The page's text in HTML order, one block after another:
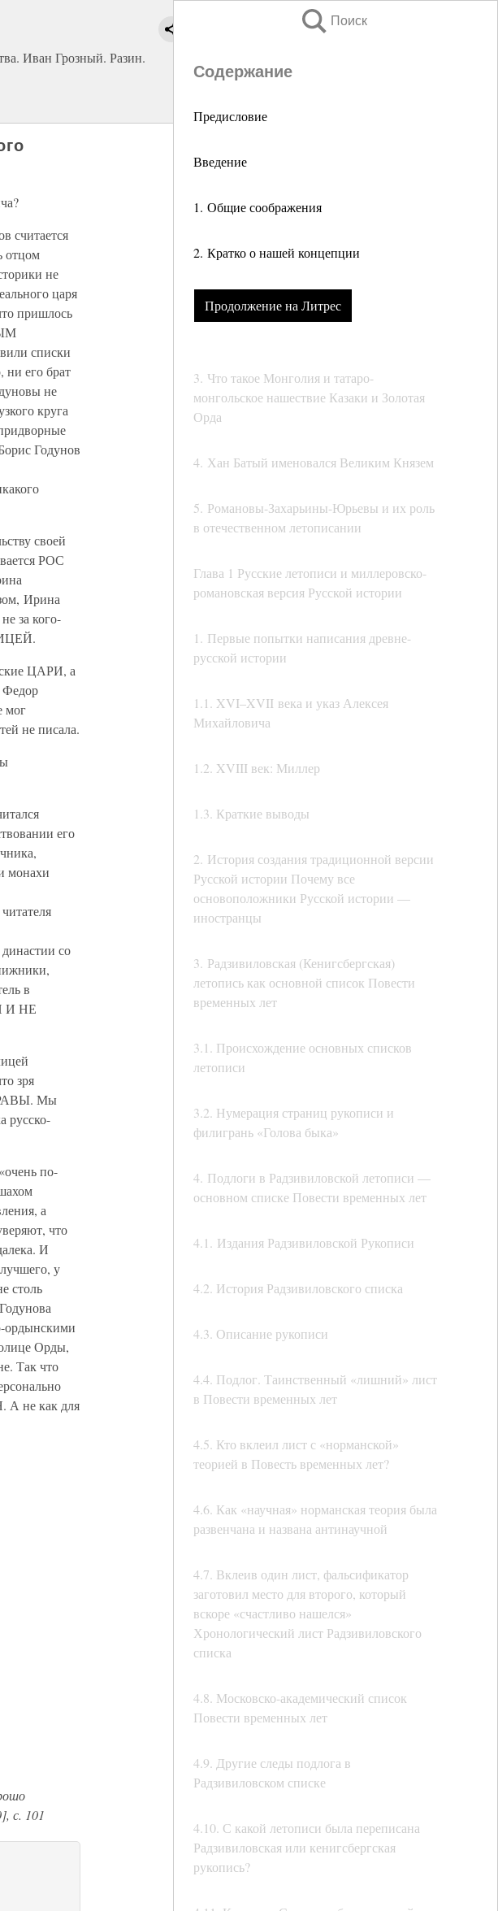
Иван Грозный. Разин.
Поиск
Содержание
Предисловие
Введение
1. Общие соображения
2. Кратко о нашей концепции
Продолжение на Литрес
3. Что такое Монголия и татаро-
монгольское нашествие Казаки и Золотая
Орда
4. Хан Батый именовался Великим Князем
5. Романовы-Захарьины-Юрьевы и их роль
в отечественном летописании
Глава 1 Русские летописи и миллеровско-
романовская версия Русской истории
1. Первые попытки написания древне-
русской истории
1.1. XVI–XVII века и указ Алексея
Михайловича
1.2. XVIII век: Миллер
1.3. Краткие выводы
2. История создания традиционной версии
Русской истории Почему все
основоположники Русской истории —
иностранцы
3. Радзивиловская (Кенигсбергская)
летопись как основной список Повести
временных лет
3.1. Происхождение основных списков
летописи
3.2. Нумерация страниц рукописи и
филигрань «Голова быка»
4. Подлоги в Радзивиловской летописи —
основном списке Повести временных лет
4.1. Издания Радзивиловской Рукописи
4.2. История Радзивиловского списка
4.3. Описание рукописи
4.4. Подлог. Таинственный «лишний» лист
в Повести временных лет
4.5. Кто вклеил лист с «норманской»
теорией в Повесть временных лет?
4.6. Как «научная» норманская теория была
развенчана и названа антинаучной
4.7. Вклеив один лист, фальсификатор
заготовил место для второго, который
вскоре «счастливо нашелся»
Хронологический лист Радзивиловского
списка
4.8. Московско-академический список
Повести временных лет
4.9. Другие следы подлога в
Радзивиловском списке
4.10. С какой летописи была переписана
Радзивиловская или кенигсбергская
рукопись?
считается
отцом
не
царя
пришлось
списки
ни его брат
не
круга
Годунов
своей
РОС
Ирина
за кого-
ЦАРИ, а
Федор
мог
не писала.
его
монахи
со
в
И НЕ
зря
Мы
русско-
по-
а
что
И
у
столь
ордынскими
Орды,
Так что
не как для
с. 101